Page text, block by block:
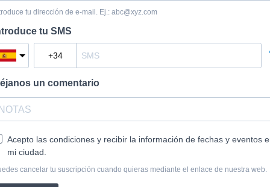
tu dirección de e-mail. Ej.: abc@xyz.com
tu SMS
un comentario
Acepto las condiciones y recibir la información de fechas y eventos
mi ciudad.
cancelar tu suscripción cuando quieras mediante el enlace de nuestra web.